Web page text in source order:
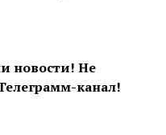
новости! Не
канал!